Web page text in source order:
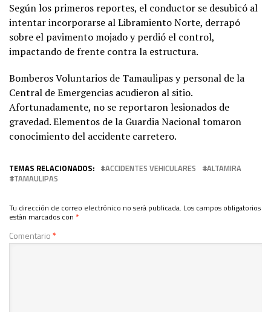
Según los primeros reportes, el conductor se desubicó al
intentar incorporarse al Libramiento Norte, derrapó
sobre el pavimento mojado y perdió el control,
impactando de frente contra la estructura.
Bomberos Voluntarios de Tamaulipas y personal de la
Central de Emergencias acudieron al sitio.
Afortunadamente, no se reportaron lesionados de
gravedad. Elementos de la Guardia Nacional tomaron
conocimiento del accidente carretero.
TEMAS RELACIONADOS: ACCIDENTES VEHICULARES
ALTAMIRA
TAMAULIPAS
Tu dirección de correo electrónico no será publicada. Los campos obligatorios
están marcados con *
Comentario*